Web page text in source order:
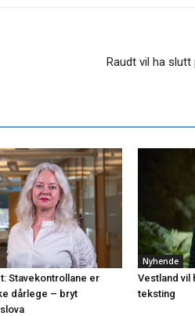
Raudt vil ha
Stavekontrollane er
dårlege – bryt
Nyhende
Vestland vil
teksting